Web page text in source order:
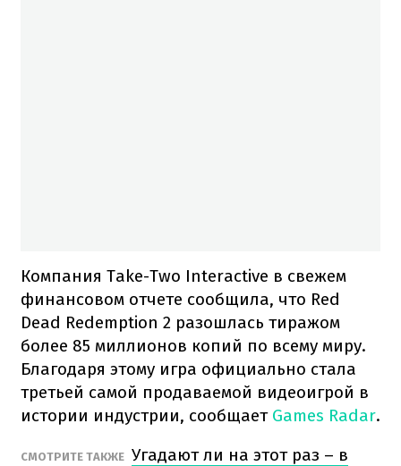
Компания Take-Two Interactive в свежем
финансовом отчете сообщила, что Red
Dead Redemption 2 разошлась тиражом
более 85 миллионов копий по всему миру.
Благодаря этому игра официально стала
третьей самой продаваемой видеоигрой в
истории индустрии, сообщает Games Radar.
СМОТРИТЕ ТАКЖЕ Угадают ли на этот раз – в